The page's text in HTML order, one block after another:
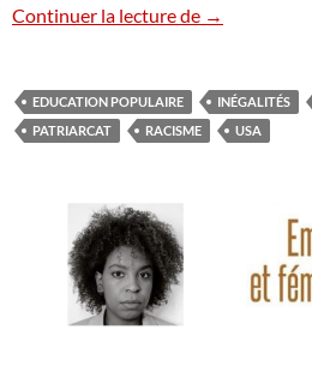
Continuer la lecture de Safer
→
EDUCATION POPULAIRE INÉGALITÉS
PATRIARCAT
RACISME USA